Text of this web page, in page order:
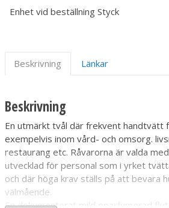
Enhet vid beställning Styck
Beskrivning Länkar
Beskrivning
En utmärkt tvål där frekvent handtvätt
exempelvis inom vård- och omsorg.
restaurang etc. Råvarorna är valda
utvecklad för personal som i yrket
och där höga krav ställs på att bevara
välmående.
En dokumenterat mild oparfymerad